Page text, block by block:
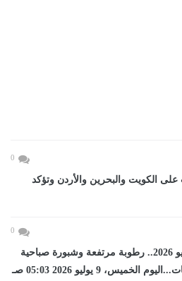
0
على الكويت والبحرين والأردن وتؤكد
0
طقس الخميس 9 يوليو 2026.. رطوبة مرتفعة وشبورة صباحية
9 يوليو 2026 05:03 صـ